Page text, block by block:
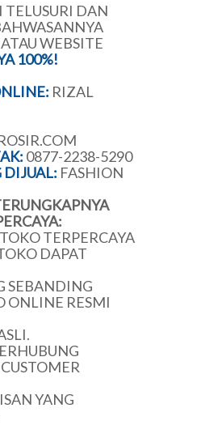
DAN
WEBSITE
100%!
RIZAL
0877-2238-5290
DIJUAL: FASHION
TERPERCAYA
DAPAT
SEBANDING
ONLINE RESMI
YANG